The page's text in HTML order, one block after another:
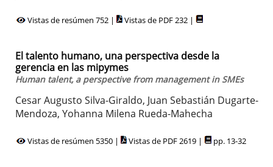
Vistas de resúmen 752 | Vistas de PDF 232 |
El talento humano, una perspectiva desde la
gerencia en las mipymes
Human talent, a perspective from management in SMEs
Cesar Augusto Silva-Giraldo, Juan Sebastián Dugarte-
Mendoza, Yohanna Milena Rueda-Mahecha
Vistas de resúmen 5350 | Vistas de PDF 2619 | pp. 13-32